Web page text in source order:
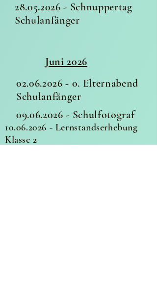
28.05.2026 - Schnuppertag
Schulanfänger
Juni 2026
02.06.2026 - 0. Elternabend
Schulanfänger
09.06.2026 - Schulfotograf
10.06.2026 - Lernstandserhebung
Klasse 2